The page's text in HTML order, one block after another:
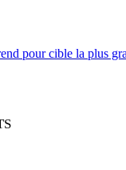
pour cible la plus